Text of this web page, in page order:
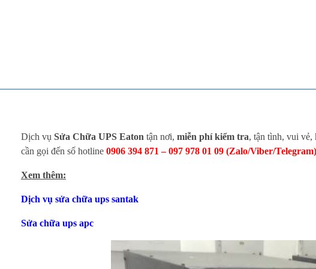
S
ử
a
C
h
Dịch vụ Sửa Chữa UPS Eaton tận nơi, miễn phí kiểm tra, tận tình, vui vẻ,
cần gọi đến số hotline 0906 394 871 – 097 978 01 09 (Zalo/Viber/Telegram)
Xem thêm:
Dịch vụ sửa chữa ups santak
Sửa chữa ups apc